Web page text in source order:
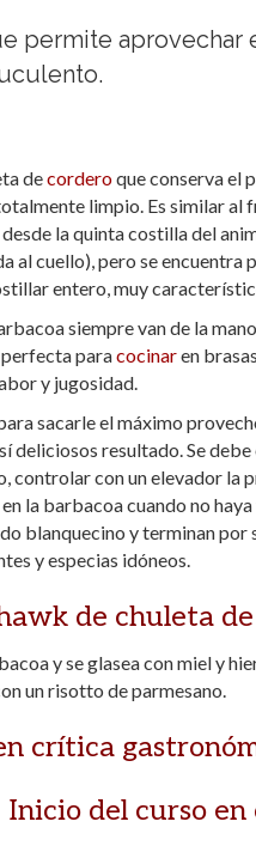
permite
decorderoque conserva el
limpio. Es similar al
la quinta costilla del
al cuello), pero se encuentra
entero, muy
siempre van de la
perfecta paracocinaren
y jugosidad.
sacarle el máximo
deliciosos resultado. Se
controlar con un elevador la
la barbacoa cuando no
blanquecino y terminan por
y especias idóneos.
de chuleta
y se glasea con miel y
un risotto de parmesano.
crítica
Inicio del curso